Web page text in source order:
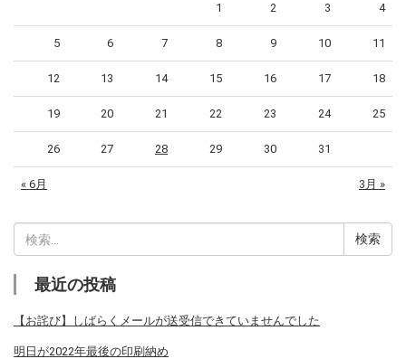
« 6月 3月 »
1 2 3 4
5 6 7 8 9 10 11
12 13 14 15 16 17 18
19 20 21 22 23 24 25
26 27 28 29 30 31
索:
最近の投稿
【お詫び】しばらくメールが送受信できていませんでした
明日が2022年最後の印刷納め